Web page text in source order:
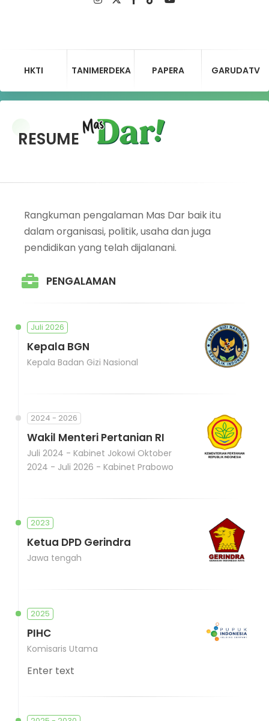
HKTI TANIMERDEKA PAPERA GARUDATV
RESUME
Rangkuman pengalaman Mas Dar baik itu
dalam organisasi, politik, usaha dan juga
pendidikan yang telah dijalanani.
PENGALAMAN
Juli 2026
Kepala BGN
Kepala Badan Gizi Nasional
2024 - 2026
Wakil Menteri Pertanian RI
Juli 2024 - Kabinet Jokowi Oktober
2024 - Juli 2026 - Kabinet Prabowo
2023
Ketua DPD Gerindra
Jawa tengah
2025
PIHC
Komisaris Utama
Enter text